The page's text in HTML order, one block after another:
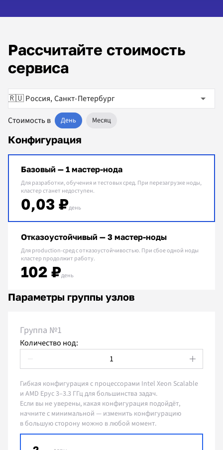
Рассчитайте стоимость
сервиса
🇷🇺 Россия, Санкт-Петербург
Стоимость в
День Месяц
Конфигурация
Базовый — 1 мастер-нода
Для разработки, обучения и тестовых сред. При перезагрузке ноды,
кластер станет недоступен.
0,03 ₽день
Отказоустойчивый — 3 мастер-ноды
Для production-сред с отказоустойчивостью. При сбое одной ноды
кластер продолжит работу.
102 ₽день
Параметры группы узлов
Количество нод:
Группа №1
Гибкая конфигурация с процессорами Intel Xeon Scalable
и AMD Epyc 3–3.3 ГГц для большинства задач.
Если вы не уверены, какая конфигурация подойдёт,
начните с минимальной — изменить конфигурацию
в большую сторону можно в любой момент.